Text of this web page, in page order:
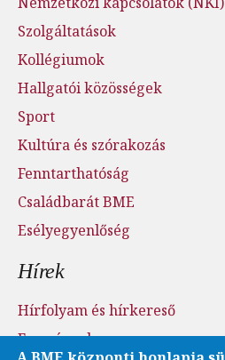
Szolgáltatások
Kollégiumok
Hallgatói közösségek
Sport
Kultúra és szórakozás
Fenntarthatóság
Családbarát BME
Esélyegyenlőség
Hírek
Hírfolyam és hírkereső
Események